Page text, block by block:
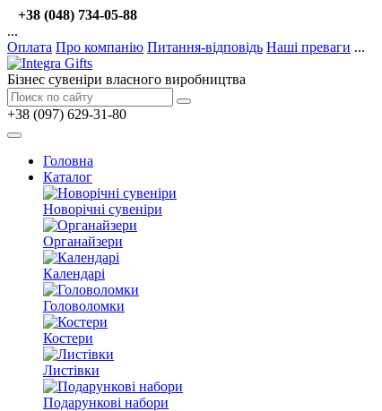
+38 (048) 734-05-88
...
Оплата Про компанію Питання-відповідь Наші преваги ...
Бізнес сувеніри власного виробництва
+38 (097) 629-31-80
Головна
Каталог
Новорічні сувеніри
Органайзери
Календарі
Головоломки
Костери
Листівки
Подарункові набори